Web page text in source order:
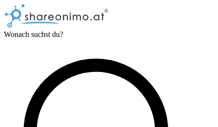
Wonach suchst du?